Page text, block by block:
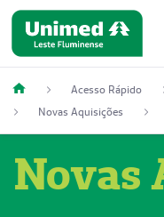
Acesso Rápido
Novas Aquisições
Novas